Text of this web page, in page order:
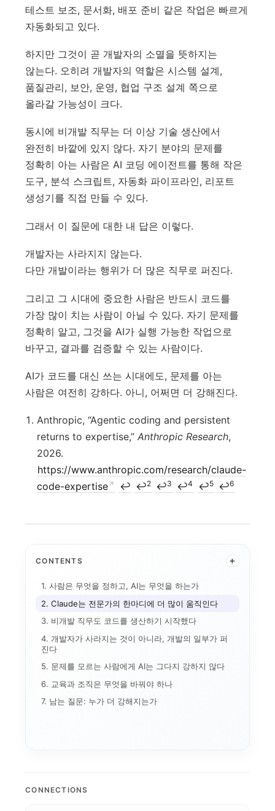
테스트 보조, 문서화, 배포 준비 같은 작업은 빠르게
자동화되고 있다.
하지만 그것이 곧 개발자의 소멸을 뜻하지는
않는다. 오히려 개발자의 역할은 시스템 설계,
품질관리, 보안, 운영, 협업 구조 설계 쪽으로
올라갈 가능성이 크다.
동시에 비개발 직무는 더 이상 기술 생산에서
완전히 바깥에 있지 않다. 자기 분야의 문제를
정확히 아는 사람은 AI 코딩 에이전트를 통해 작은
도구, 분석 스크립트, 자동화 파이프라인, 리포트
생성기를 직접 만들 수 있다.
그래서 이 질문에 대한 내 답은 이렇다.
개발자는 사라지지 않는다.
다만 개발이라는 행위가 더 많은 직무로 퍼진다.
그리고 그 시대에 중요한 사람은 반드시 코드를
가장 많이 치는 사람이 아닐 수 있다. 자기 문제를
정확히 알고, 그것을 AI가 실행 가능한 작업으로
바꾸고, 결과를 검증할 수 있는 사람이다.
AI가 코드를 대신 쓰는 시대에도, 문제를 아는
사람은 여전히 강하다. 아니, 어쩌면 더 강해진다.
Anthropic, “Agentic coding and persistent
returns to expertise,” Anthropic Research,
2026.
https://www.anthropic.com/research/claude-
code-expertise
↩ ↩2 ↩3 ↩4 ↩5 ↩6
CONTENTS +
1. 사람은 무엇을 정하고, AI는 무엇을 하는가
2. Claude는 전문가의 한마디에 더 많이 움직인다
3. 비개발 직무도 코드를 생산하기 시작했다
4. 개발자가 사라지는 것이 아니라, 개발의 일부가 퍼
진다
5. 문제를 모르는 사람에게 AI는 그다지 강하지 않다
6. 교육과 조직은 무엇을 바꿔야 하나
7. 남는 질문: 누가 더 강해지는가
CONNECTIONS
애플 가격 인상과 기기...
연구용 AI 워크스테이...
CUDA
AI 인플레이션
온디바이스 AI
기기 주권애플의 메모리 출구전략...